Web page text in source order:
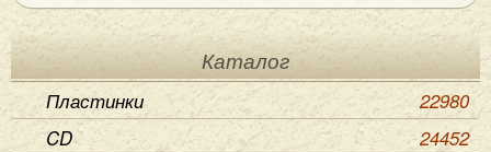
Каталог
Пластинки
22980
CD
24452